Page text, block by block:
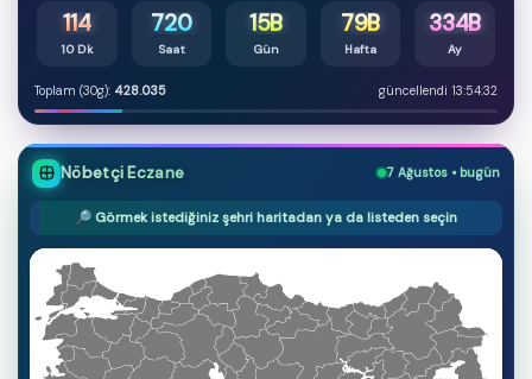
114
10 Dk
720
Saat
15B
Gün
79B
Hafta
334B
Ay
Toplam (30g): 428.035 güncellendi 13:54:32
Nöbetçi Eczane 7 Ağustos • bugün
🔎 Görmek istediğiniz şehri haritadan ya da listeden seçin